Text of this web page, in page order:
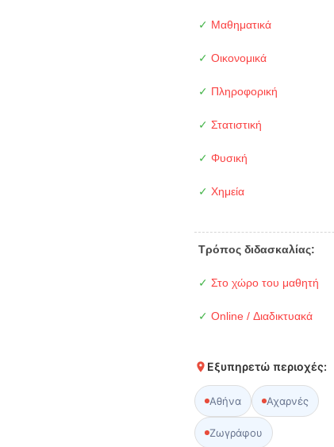
✓ Μαθηματικά
✓ Οικονομικά
✓ Πληροφορική
✓ Στατιστική
✓ Φυσική
✓ Χημεία
Τρόπος διδασκαλίας:
✓ Στο χώρο του μαθητή
✓ Online / Διαδικτυακά
Εξυπηρετώ περιοχές:
Αθήνα Αχαρνές
Ζωγράφου